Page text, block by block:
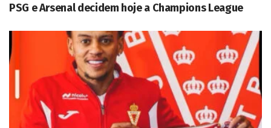
PSG e Arsenal decidem hoje a Champions League